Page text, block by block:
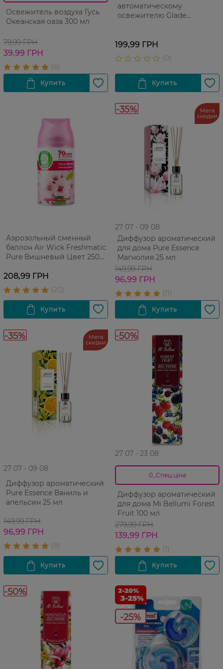
Освежитель воздуха Гусь
Океанская оаза 300 мл
79,99 ГРН
39,99 ГРН
автоматическому
освежителю Glade
199,99 ГРН
Аэрозольный сменный
баллон Air Wick Freshmatic
Pure Вишневый Цвет 250
208,99 ГРН
-35% Мега
скидки
27 07 - 09 08
Диффузор ароматический
для дома Pure Essence
Магнолия 25 мл
149,99 ГРН
96,99 ГРН
-35% Мега
скидки
27 07 - 09 08
Диффузор ароматический
Pure Essence Ваниль и
апельсин 25 мл
149,99 ГРН
96,99 ГРН
-50%
27 07 - 23 08
0_Спец.ціна
Диффузор ароматический
для дома Mi Bellumi Forest
Fruit 100 мл
279,99 ГРН
139,99 ГРН
-50%
-25%